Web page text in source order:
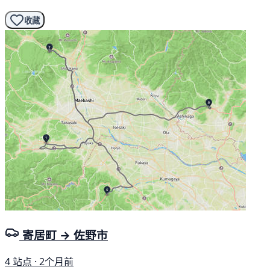
收藏
寄居町 → 佐野市
4 站点 · 2个月前